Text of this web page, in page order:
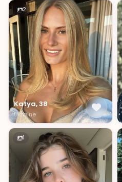
2
Katya, 38
Ukraine
1